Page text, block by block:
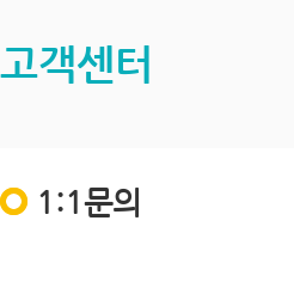
고객센터
1:1문의